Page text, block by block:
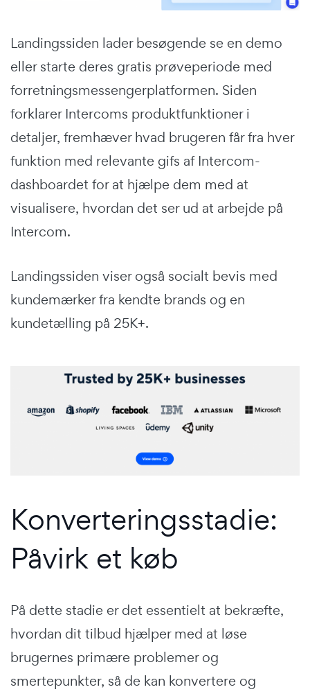
Landingssiden lader besøgende se en demo
eller starte deres gratis prøveperiode med
forretningsmessengerplatformen. Siden
forklarer Intercoms produktfunktioner i
detaljer, fremhæver hvad brugeren får fra hver
funktion med relevante gifs af Intercom-
dashboardet for at hjælpe dem med at
visualisere, hvordan det ser ud at arbejde på
Intercom.
Landingssiden viser også socialt bevis med
kundemærker fra kendte brands og en
kundetælling på 25K+.
Konverteringsstadie:
Påvirk et køb
På dette stadie er det essentielt at bekræfte,
hvordan dit tilbud hjælper med at løse
brugernes primære problemer og
smertepunkter, så de kan konvertere og